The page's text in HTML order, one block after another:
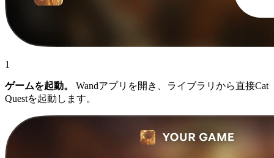
1
ゲームを起動。
Wandアプリを開き、ライブラリから直接Cat
Questを起動します。